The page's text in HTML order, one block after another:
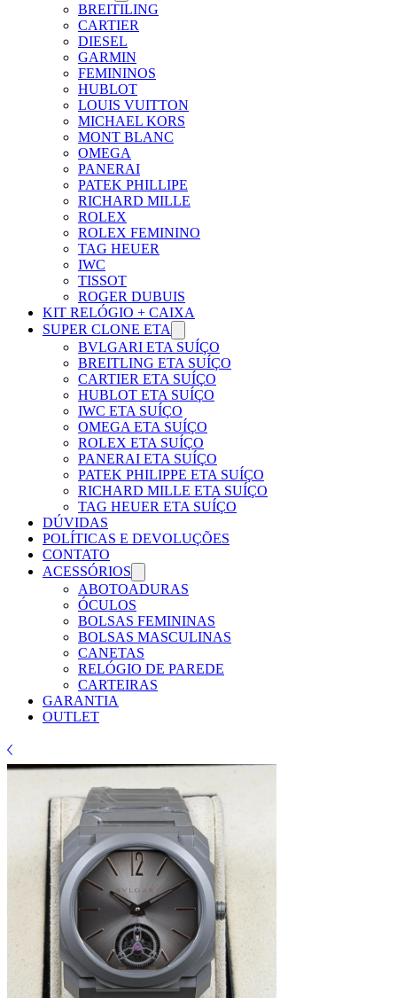
BREITILING
CARTIER
DIESEL
GARMIN
FEMININOS
HUBLOT
LOUIS VUITTON
MICHAEL KORS
MONT BLANC
OMEGA
PANERAI
PATEK PHILLIPE
RICHARD MILLE
ROLEX
ROLEX FEMININO
TAG HEUER
IWC
TISSOT
ROGER DUBUIS
KIT RELÓGIO + CAIXA
SUPER CLONE ETA
BVLGARI ETA SUÍÇO
BREITLING ETA SUÍÇO
CARTIER ETA SUÍÇO
HUBLOT ETA SUÍÇO
IWC ETA SUÍÇO
OMEGA ETA SUÍÇO
ROLEX ETA SUÍÇO
PANERAI ETA SUÍÇO
PATEK PHILIPPE ETA SUÍÇO
RICHARD MILLE ETA SUÍÇO
TAG HEUER ETA SUÍÇO
DÚVIDAS
POLÍTICAS E DEVOLUÇÕES
CONTATO
ACESSÓRIOS
ABOTOADURAS
ÓCULOS
BOLSAS FEMININAS
BOLSAS MASCULINAS
CANETAS
RELÓGIO DE PAREDE
CARTEIRAS
GARANTIA
OUTLET